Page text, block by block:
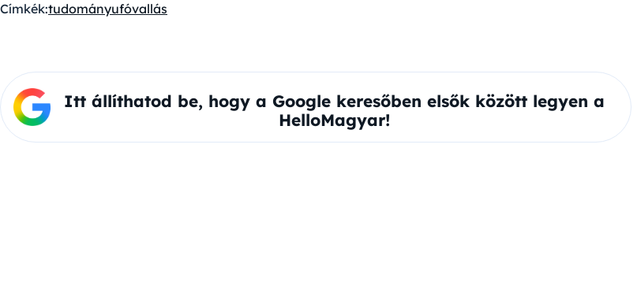
Címkék:tudományufóvallás
Itt állíthatod be, hogy a Google keresőben elsők között legyen a
HelloMagyar!